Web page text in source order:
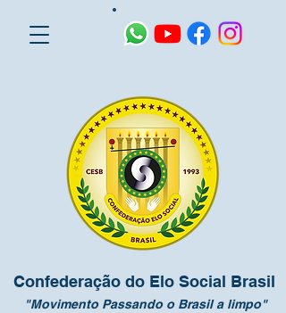
Confederação do Elo Social Brasil
"Movimento Passando o Brasil a limpo"